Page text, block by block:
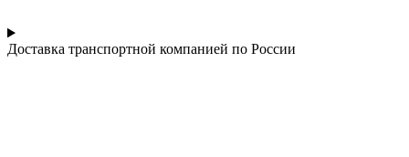
Доставка транспортной компанией по России